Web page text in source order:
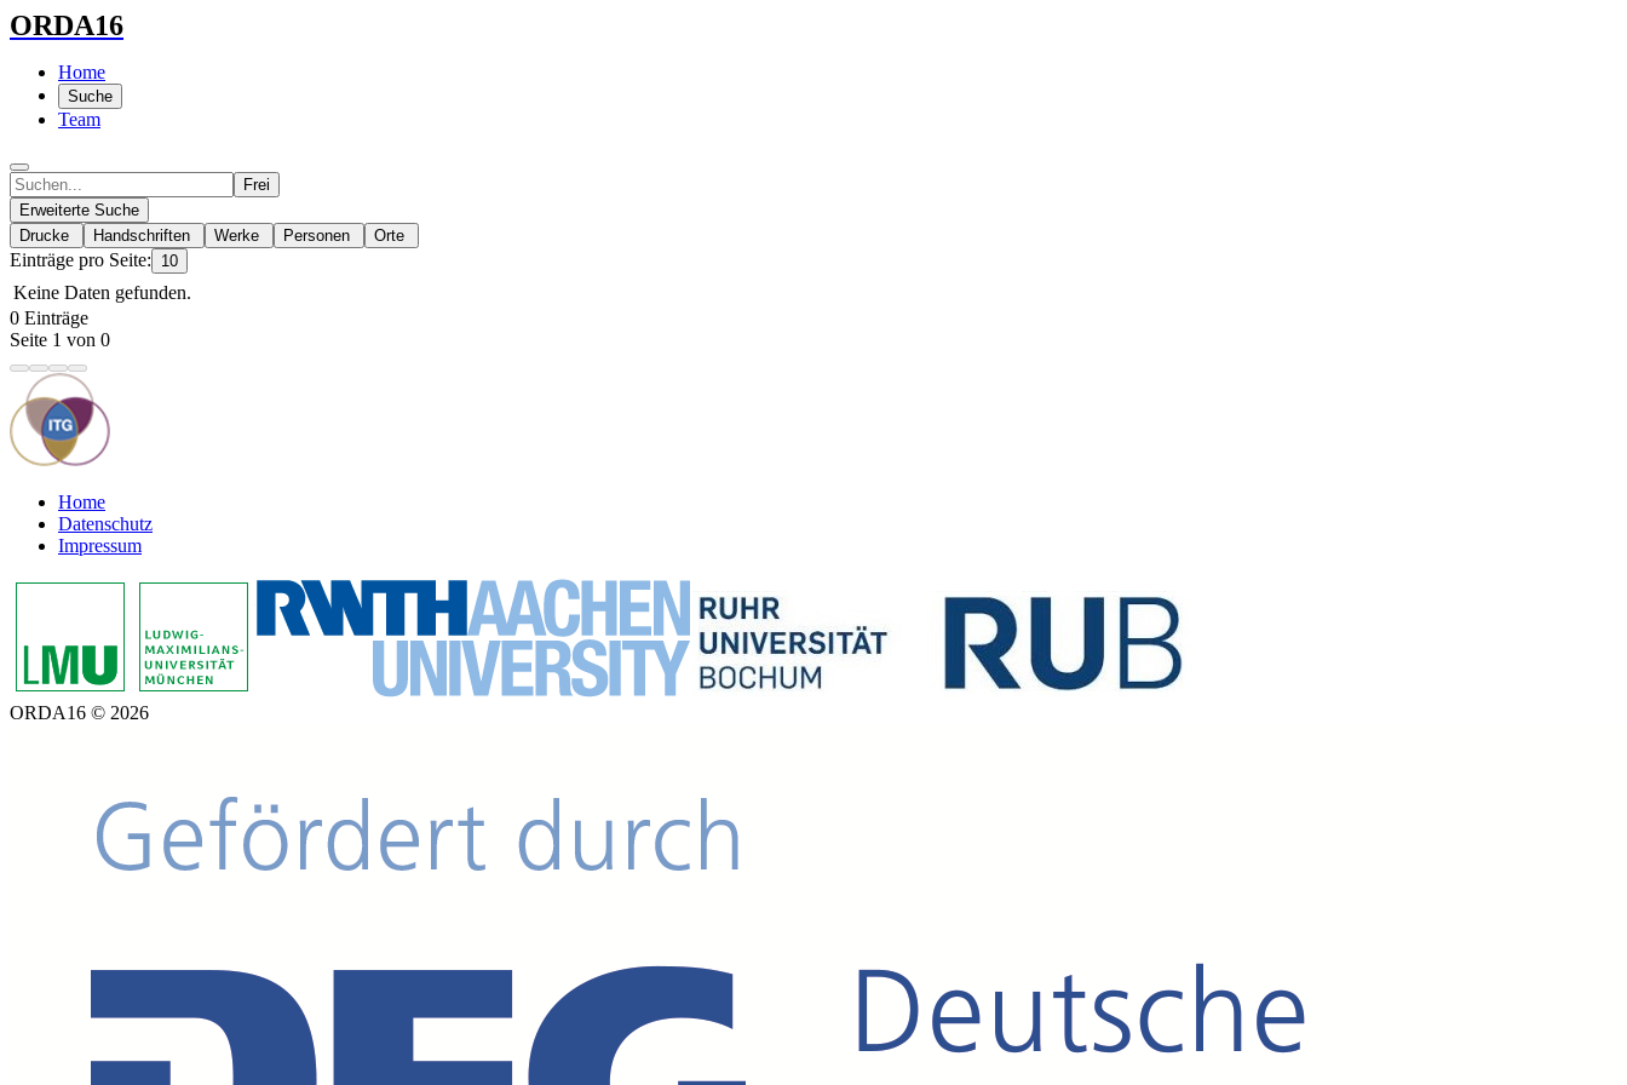
ORDA16
Home
Suche
Team
Frei
Erweiterte Suche
Drucke
Handschriften Werke Personen Orte
Einträge pro Seite: 10
Keine Daten gefunden.
0 Einträge
Seite 1 von 0
Home
Datenschutz
Impressum
ORDA16 © 2026